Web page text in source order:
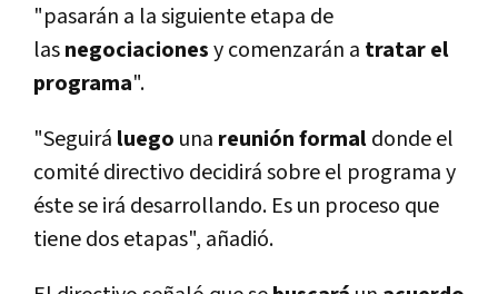
"pasarán a la siguiente etapa de
lasnegociacionesy comenzarán a tratar el
programa".
"Seguirá luego una reunión formaldonde el
comité directivo decidirá sobre el programa y
éste se irá desarrollando. Es un proceso que
tiene dos etapas", añadió.